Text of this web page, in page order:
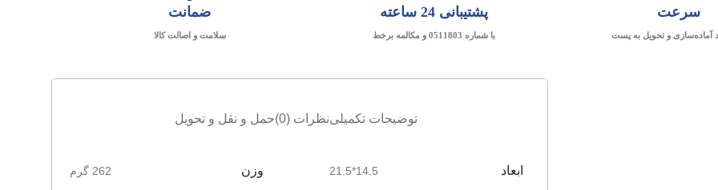
سرعت
آماده‌سازی و تحویل به پست
پشتیبانی 24 ساعته
با شماره 0511803 و مکالمه برخط
ضمانت
سلامت و اصالت کالا
توضیحات تکمیلینظرات (0) حمل و نقل و تحویل
ابعاد 14.5*21.5 وزن 262 گرم